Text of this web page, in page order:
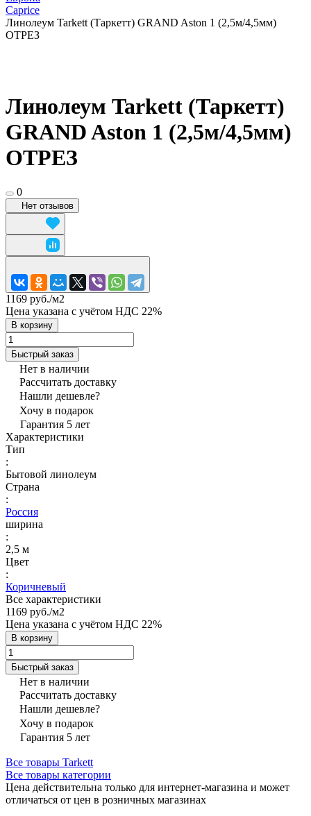
Caprice
Линолеум Tarkett (Таркетт) GRAND Aston 1 (2,5м/4,5мм)
ОТРЕЗ
Линолеум Tarkett (Таркетт)
GRAND Aston 1 (2,5м/4,5мм)
ОТРЕЗ
0
Нет отзывов
1169 руб./м2
Цена указана с учётом НДС 22%
В корзину
Быстрый заказ
Нет в наличии
Рассчитать доставку
Нашли дешевле?
Хочу в подарок
Гарантия 5 лет
Характеристики
Тип
:
Бытовой линолеум
Страна
:
Россия
ширина
:
2,5 м
Цвет
:
Коричневый
Все характеристики
1169 руб./м2
Цена указана с учётом НДС 22%
В корзину
Быстрый заказ
Нет в наличии
Рассчитать доставку
Нашли дешевле?
Хочу в подарок
Гарантия 5 лет
Все товары Tarkett
Все товары категории
Цена действительна только для интернет-магазина и может
отличаться от цен в розничных магазинах